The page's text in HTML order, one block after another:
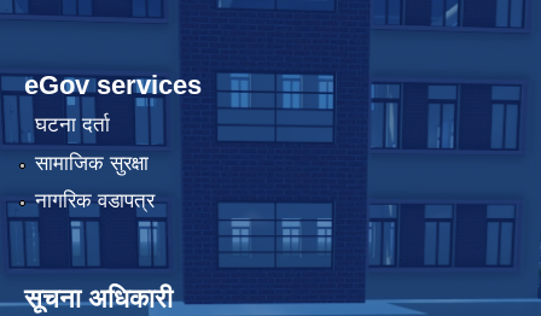
eGov services
घटना दर्ता
सामाजिक सुरक्षा
नागरिक वडापत्र
सूचना अधिकारी